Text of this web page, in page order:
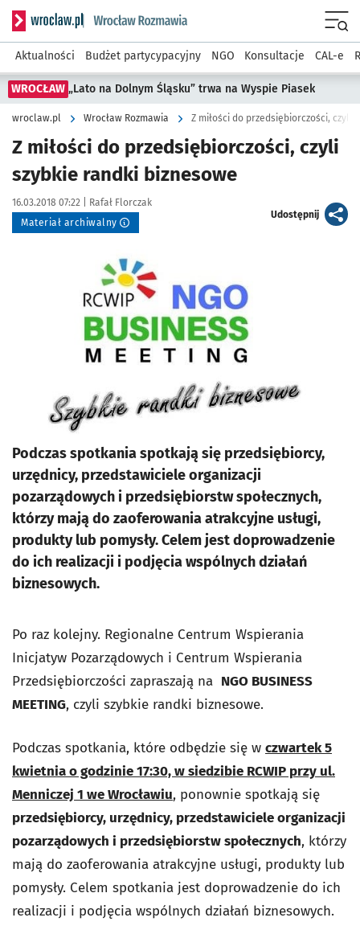
Serwis informacyjny wroclaw.pl podserwis: Rozmawia
Aktualności Budżet partycypacyjny NGO Konsultacje CAL-e
WROCŁAW „Lato na Dolnym Śląsku” trwa na Wyspie Piasek
wroclaw.pl Wrocław Rozmawia Z miłości do przedsiębiorczości, czyli
Z miłości do przedsiębiorczości, czyli
szybkie randki biznesowe
Data publikacji:
16.03.2018 07:22 | Autor:
Rafał Florczak
Materiał archiwalny
Udostępnijartykuł
Kliknij, aby powiększyć
Podczas spotkania spotkają się przedsiębiorcy,
urzędnicy, przedstawiciele organizacji
pozarządowych i przedsiębiorstw społecznych,
którzy mają do zaoferowania atrakcyjne usługi,
produkty lub pomysły. Celem jest doprowadzenie
do ich realizacji i podjęcia wspólnych działań
biznesowych.
Po raz kolejny. Regionalne Centrum Wspierania
Inicjatyw Pozarządowych i Centrum Wspierania
Przedsiębiorczości zapraszają na NGO BUSINESS
MEETING, czyli szybkie randki biznesowe.
Podczas spotkania, które odbędzie się w czwartek 5
kwietnia o godzinie 17:30, w siedzibie RCWIP przy ul.
Menniczej 1 we Wrocławiu, ponownie spotkają się
przedsiębiorcy, urzędnicy, przedstawiciele organizacji
pozarządowych i przedsiębiorstw społecznych, którzy
mają do zaoferowania atrakcyjne usługi, produkty lub
pomysły. Celem spotkania jest doprowadzenie do ich
realizacji i podjęcia wspólnych działań biznesowych.